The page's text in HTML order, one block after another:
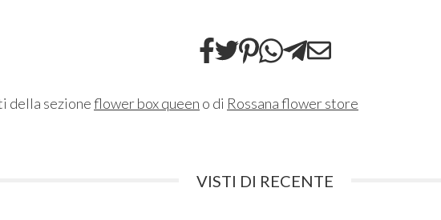
della sezioneflower box queen o di Rossana flower store
VISTI DI RECENTE